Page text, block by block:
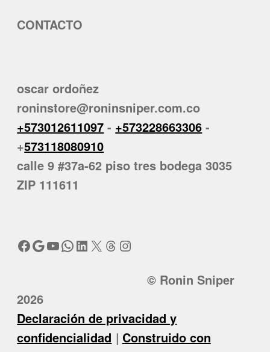
CONTACTO
oscar ordoñez
roninstore@roninsniper.com.co
+573012611097 - +573228663306 -
+573118080910
calle 9 #37a-62 piso tres bodega 3035
ZIP 111611
Facebook
Google
YouTube
WhatsApp
LinkedIn
X Threads
Instagram
© Ronin Sniper
2026
Declaración de privacidad y
confidencialidad
Construido con